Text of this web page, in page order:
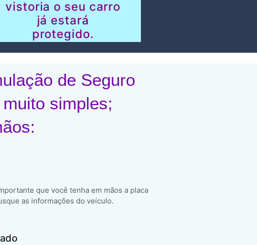
vistoria o seu carro
já estará
protegido.
de Seguro
simples;
que você tenha em mãos a placa
as informações do veículo.